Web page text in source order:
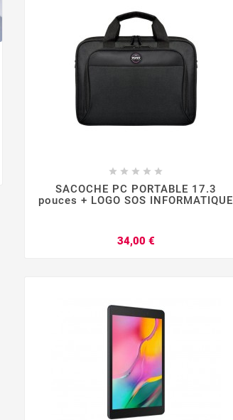

    
SACOCHE PC PORTABLE 17.3
pouces + LOGO SOS INFORMATIQUE
34,00 €Prix